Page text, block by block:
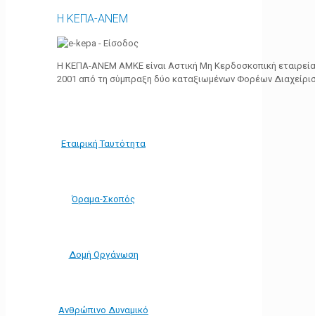
Η ΚΕΠΑ-ΑΝΕΜ
Η ΚΕΠΑ-ΑΝΕΜ ΑΜΚΕ είναι Αστική Μη Κερδοσκοπική
2001 από τη σύμπραξη δύο καταξιωμένων Φορέων
Εταιρική Ταυτότητα
Όραμα-Σκοπός
Δομή Οργάνωση
Ανθρώπινο Δυναμικό